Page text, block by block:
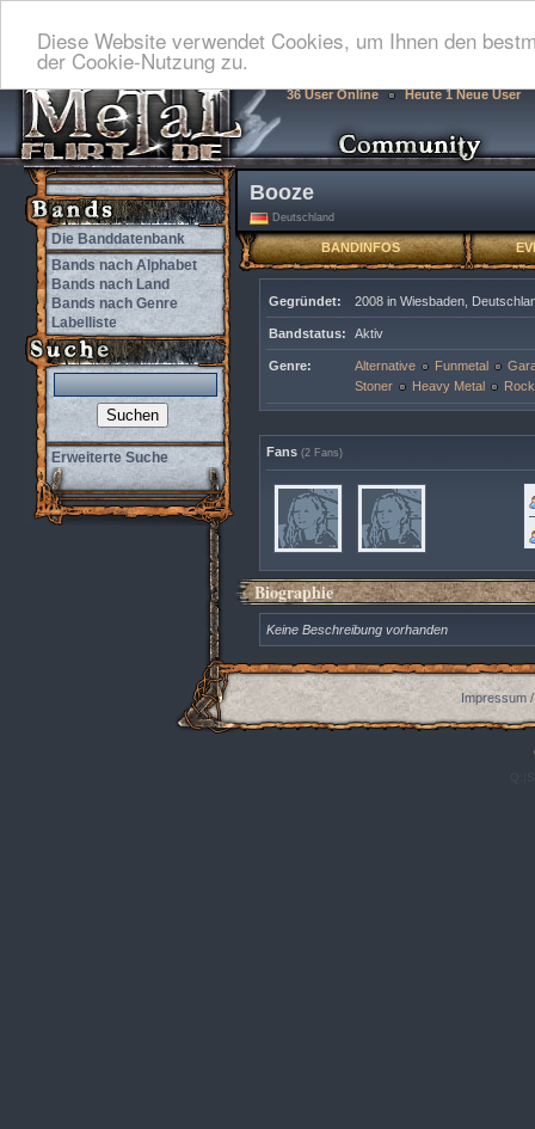
Diese Website verwendet Cookies, um Ihnen den
der Cookie-Nutzung zu.
36 User Online Heute 1 Neue User
Die Banddatenbank
Bands nach Alphabet
Bands nach Land
Bands nach Genre
Labelliste
Erweiterte Suche
Booze
Deutschland
BANDINFOS
Gegründet: 2008 in Wiesbaden,
Bandstatus: Aktiv
Genre: Alternative Funmetal
Stoner
Heavy Metal Rock
Fans (2 Fans)
Biographie
Keine Beschreibung vorhanden
Impressum